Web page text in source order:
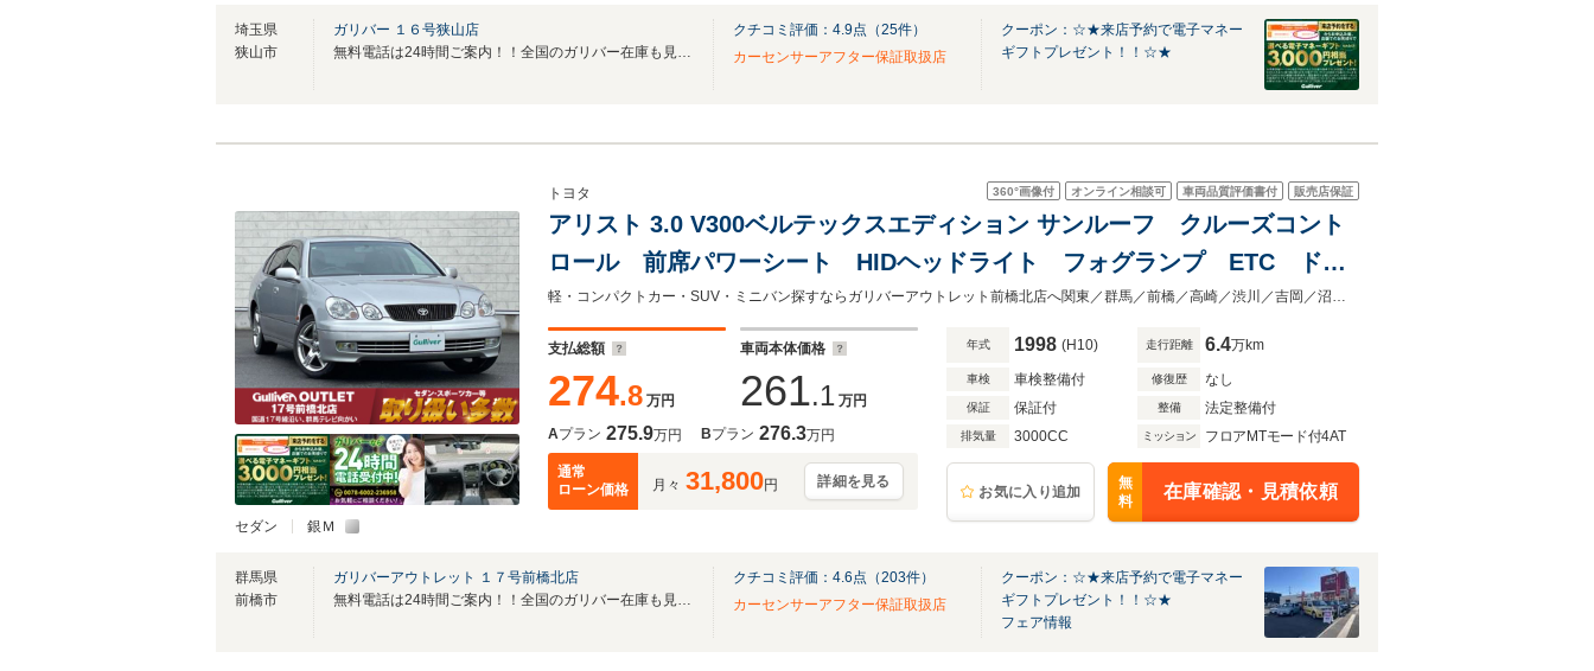
埼玉県
狭山市
ガリバー １６号狭山店
無料電話は24時間ご案内！！全国のガリバー在庫も見たい方は一括照会が可能です！
クチコミ評価： 4.9点（25件）
カーセンサーアフター保証取扱店
クーポン：☆★来店予約で電子マネー
ギフトプレゼント！！☆★
セダン 銀Ｍ
360°画像付 オンライン相談可 車両品質評価書付 販売店保証
トヨタ
アリスト 3.0 V300ベルテックスエディション サンルーフ クルーズコント
ロール 前席パワーシート HIDヘッドライト フォグランプ ETC ドラ
イブレコーダー 純正フロアマット 純正17インチアルミホイール 純正カ
ーオーディオ エアコン
軽・コンパクトカー・SUV・ミニバン探すならガリバーアウトレット前橋北店へ関東／群馬／前橋／高崎／渋川／吉岡／沼田／伊勢崎／太田／桐生／みどり／草津◆全国陸送可能◆下取り査定
支払総額
274.8 万円
車両本体価格
261.1 万円
Aプラン 275.9万円 Bプラン 276.3万円
通常
ローン価格
月々 31,800円 詳細を見る
年式 1998 (H10) 走行距離 6.4万km
車検 車検整備付 修復歴 なし
保証 保証付 整備 法定整備付
排気量 3000CC ミッション フロアMTモード付4AT
お気に入り追加
無
料
在庫確認・見積依頼
群馬県
前橋市
ガリバーアウトレット １７号前橋北店
無料電話は24時間ご案内！！全国のガリバー在庫も見たい方は一括照会が可能です！
クチコミ評価： 4.6点（203件）
カーセンサーアフター保証取扱店
クーポン：☆★来店予約で電子マネー
ギフトプレゼント！！☆★
フェア情報